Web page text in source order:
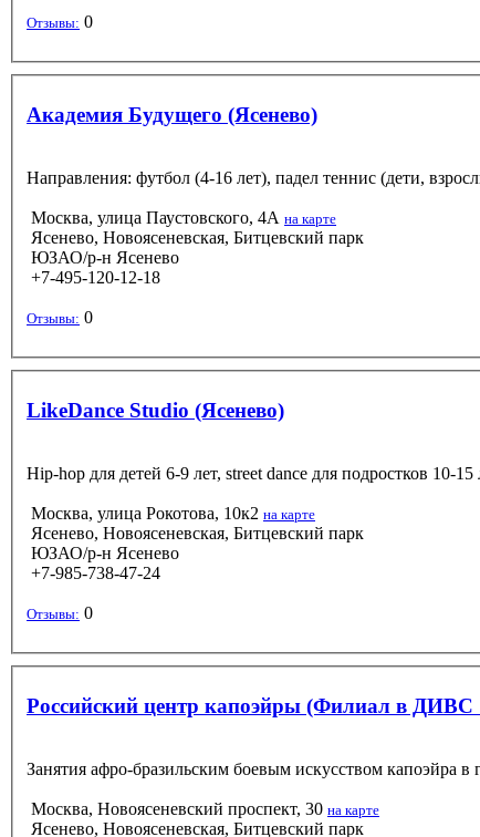
Отзывы: 0
Академия Будущего (Ясенево)
Направления: футбол (4-16 лет), падел теннис (дети,
Москва, улица Паустовского, 4А на карте
Ясенево, Новоясеневская, Битцевский парк
ЮЗАО/р-н Ясенево
+7-495-120-12-18
Отзывы: 0
LikeDance Studio (Ясенево)
Hip-hop для детей 6-9 лет, street dance для подростков 10-15
Москва, улица Рокотова, 10к2 на карте
Ясенево, Новоясеневская, Битцевский парк
ЮЗАО/р-н Ясенево
+7-985-738-47-24
Отзывы: 0
Российский центр капоэйры (Филиал в
Занятия афро-бразильским боевым искусством капоэйра в
Москва, Новоясеневский проспект, 30 на карте
Ясенево, Новоясеневская, Битцевский парк